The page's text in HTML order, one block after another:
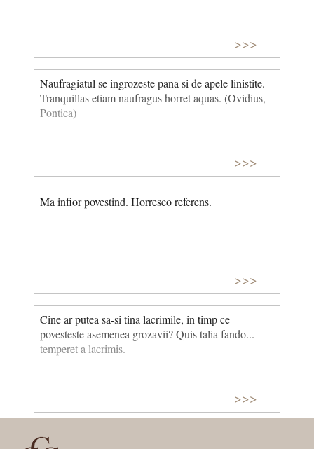
>>>
Naufragiatul se ingrozeste pana si de apele linistite.
Tranquillas etiam naufragus horret aquas. (Ovidius,
Pontica)
>>>
Ma infior povestind. Horresco referens.
>>>
Cine ar putea sa-si tina lacrimile, in timp ce
povesteste asemenea grozavii? Quis talia fando...
temperet a lacrimis.
>>>